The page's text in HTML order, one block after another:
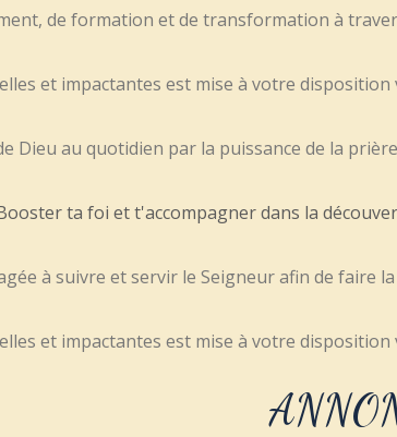
de formation et de transformation à
et impactantes est mise à votre disposition
Dieu au quotidien par la puissance de la
ta foi et t'accompagner dans la
à suivre et servir le Seigneur afin de faire
et impactantes est mise à votre disposition